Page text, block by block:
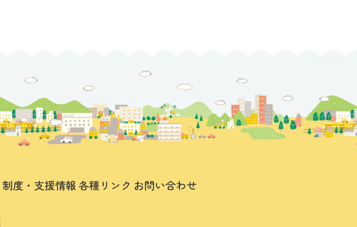
制度・支援情報 各種リンク お問い合わせ